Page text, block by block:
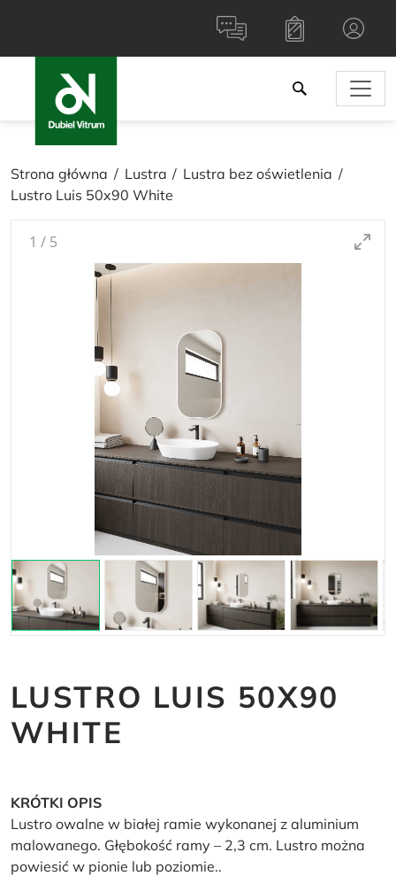
Strona główna Lustra
Lustra bez oświetlenia
Lustro Luis 50x90 White
1 / 5
LUSTRO LUIS 50X90
WHITE
KRÓTKI OPIS
Lustro owalne w białej ramie wykonanej z aluminium
malowanego. Głębokość ramy – 2,3 cm. Lustro można
powiesić w pionie lub poziomie..